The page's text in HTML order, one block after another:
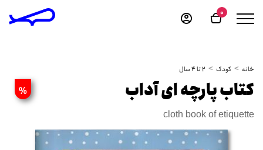
0
خانه کودک 2 تا 4 سال
% کتاب پارچه ای آداب
cloth book of etiquette